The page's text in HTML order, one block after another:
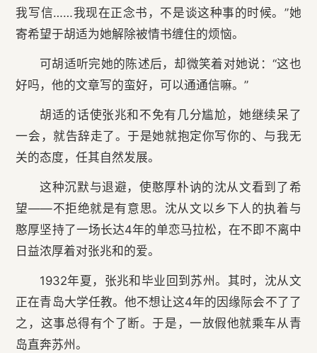
我写信……我现在正念书，不是谈这种事的时候。”她
寄希望于胡适为她解除被情书缠住的烦恼。
可胡适听完她的陈述后，却微笑着对她说：“这也
好吗，他的文章写的蛮好，可以通通信嘛。”
胡适的话使张兆和不免有几分尴尬，她继续呆了
一会，就告辞走了。于是她就抱定你写你的、与我无
关的态度，任其自然发展。
这种沉默与退避，使憨厚朴讷的沈从文看到了希
望——不拒绝就是有意思。沈从文以乡下人的执着与
憨厚坚持了一场长达4年的单恋马拉松，在不即不离中
日益浓厚着对张兆和的爱。
1932年夏，张兆和毕业回到苏州。其时，沈从文
正在青岛大学任教。他不想让这4年的因缘际会不了了
之，这事总得有个了断。于是，一放假他就乘车从青
岛直奔苏州。